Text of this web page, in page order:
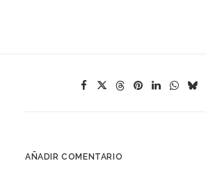
AÑADIR COMENTARIO